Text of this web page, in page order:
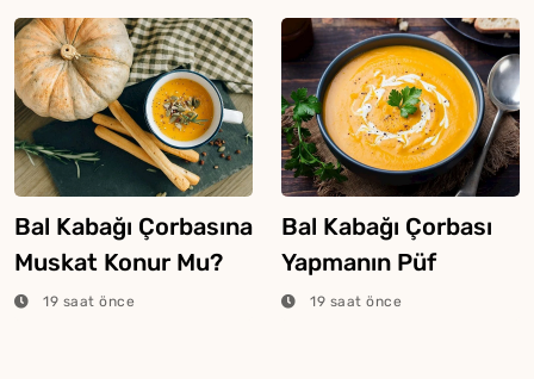
Bal Kabağı Çorbasına
Muskat Konur Mu?
19 saat önce
Bal Kabağı Çorbası
Yapmanın Püf
Noktaları
19 saat önce